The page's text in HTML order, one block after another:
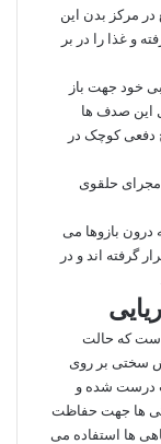
مرکز بدن این
و غذا را در بر
خود جهت باز
این صدف ها
دفعی کوچک در
حلقوی
بازوها می
گرفته اند و در
است که حالت
سختی بر روی
درست ‌شده و
ها جهت حفاظت
‌ها استفاده می